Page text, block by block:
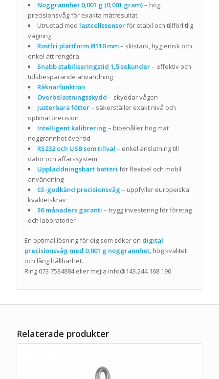
Noggrannhet 0,001 g (0,001 gram)– hög
precisionsvåg för exakta mätresultat
Utrustad med lastcellssensorför stabil och tillförlitlig
vägning
Rostfri plattform Ø110 mm– slitstark, hygienisk och
enkel att rengöra
Snabb stabiliseringstid 1,5 sekunder– effektiv och
tidsbesparande användning
Räknarfunktion
Överbelastningsskydd – skyddar vågen
Justerbara fötter– säkerställer exakt nivå och
optimal precision
Intelligent kalibrering– bibehåller hög mät
noggrannhet över tid
RS232 och USB som tillval – enkel anslutning till
dator och affärssystem
Uppladdningsbart batteri för flexibel och mobil
användning
CE-godkänd precisionsvåg– uppfyller europeiska
kvalitetskrav
36 månaders garanti – trygg investering för företag
och laboratorier
En optimal lösning för dig som söker en digital
precisionsvåg med 0,001 g noggrannhet, hög kvalitet
och lång hållbarhet.
Ring 073 7534884 eller mejla info@143.244.168.196
Relaterade produkter